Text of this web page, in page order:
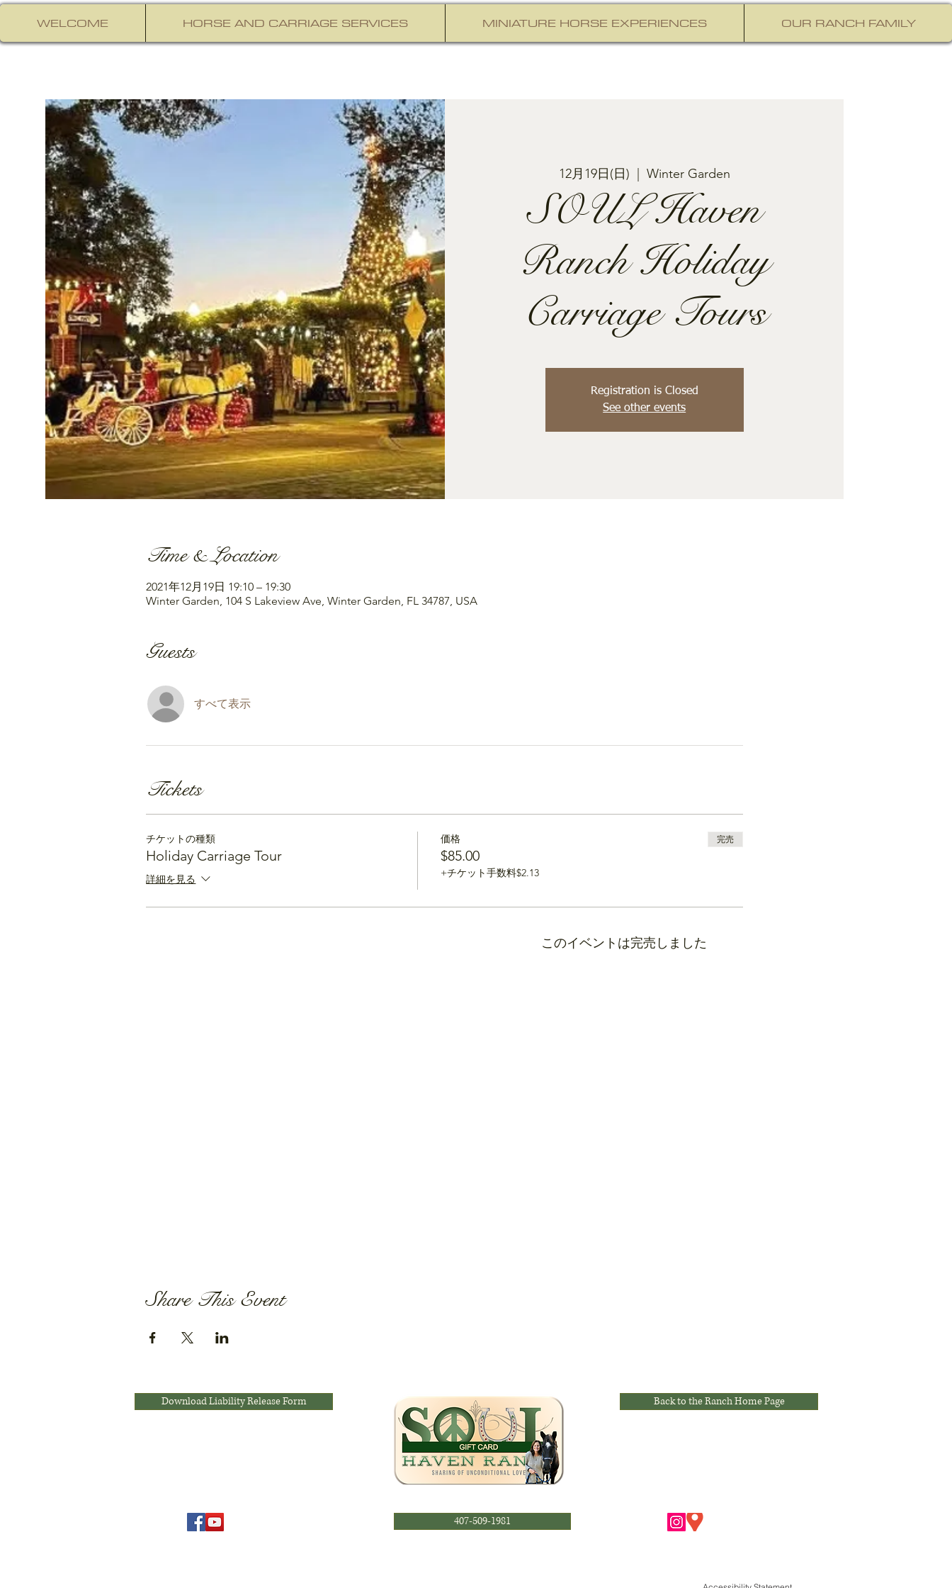
WELCOME HORSE AND CARRIAGE SERVICES MINIATURE HORSE EXPERIENCES OUR RANCH FAMILY
12月19日(日) Winter Garden
SOUL Haven
Ranch Holiday
Carriage Tours
Registration is Closed
See other events
Time & Location
2021年12月19日 19:10 – 19:30
Winter Garden, 104 S Lakeview Ave, Winter Garden, FL 34787, USA
Guests
すべて表示
Tickets
チケットの種類
Holiday Carriage Tour
詳細を見る
価格
$85.00
+チケット手数料$2.13
完売
このイベントは完売しました
Share This Event
Download Liability Release Form
407-509-1981
Back to the Ranch Home Page